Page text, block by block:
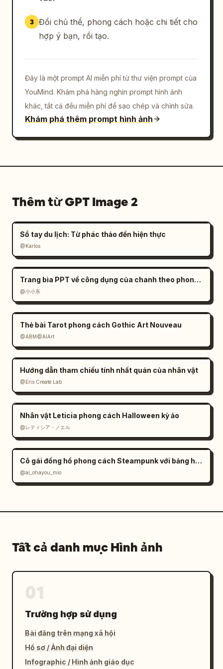
được vẽ như một lộ trình nhiệm vụ được chú
thích.
3 Đổi chủ thể, phong cách hoặc chi tiết cho
hợp ý bạn, rồi tạo.
Đây là một prompt AI miễn phí từ thư viện prompt của
YouMind. Khám phá hàng nghìn prompt hình ảnh
khác, tất cả đều miễn phí để sao chép và chỉnh sửa.
Khám phá thêm prompt hình ảnh
Thêm từ GPT Image 2
Sổ tay du lịch: Từ phác thảo đến hiện thực
@Karlos
Trang bìa PPT về công dụng của chanh theo phong cách hiện đại
@小小东
Thẻ bài Tarot phong cách Gothic Art Nouveau
@ABM@AIArt
Hướng dẫn tham chiếu tính nhất quán của nhân vật
@Eris Create Lab
Nhân vật Leticia phong cách Halloween kỳ ảo
@レティシア・ノエル
Cô gái đồng hồ phong cách Steampunk với bảng hiệu tiếng Nhật
@ai_ohayou_mio
Tất cả danh mục Hình ảnh
Trường hợp sử dụng
Bài đăng trên mạng xã hội
Hồ sơ / Ảnh đại diện
Infographic / Hình ảnh giáo dục